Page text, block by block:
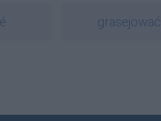
grasejować